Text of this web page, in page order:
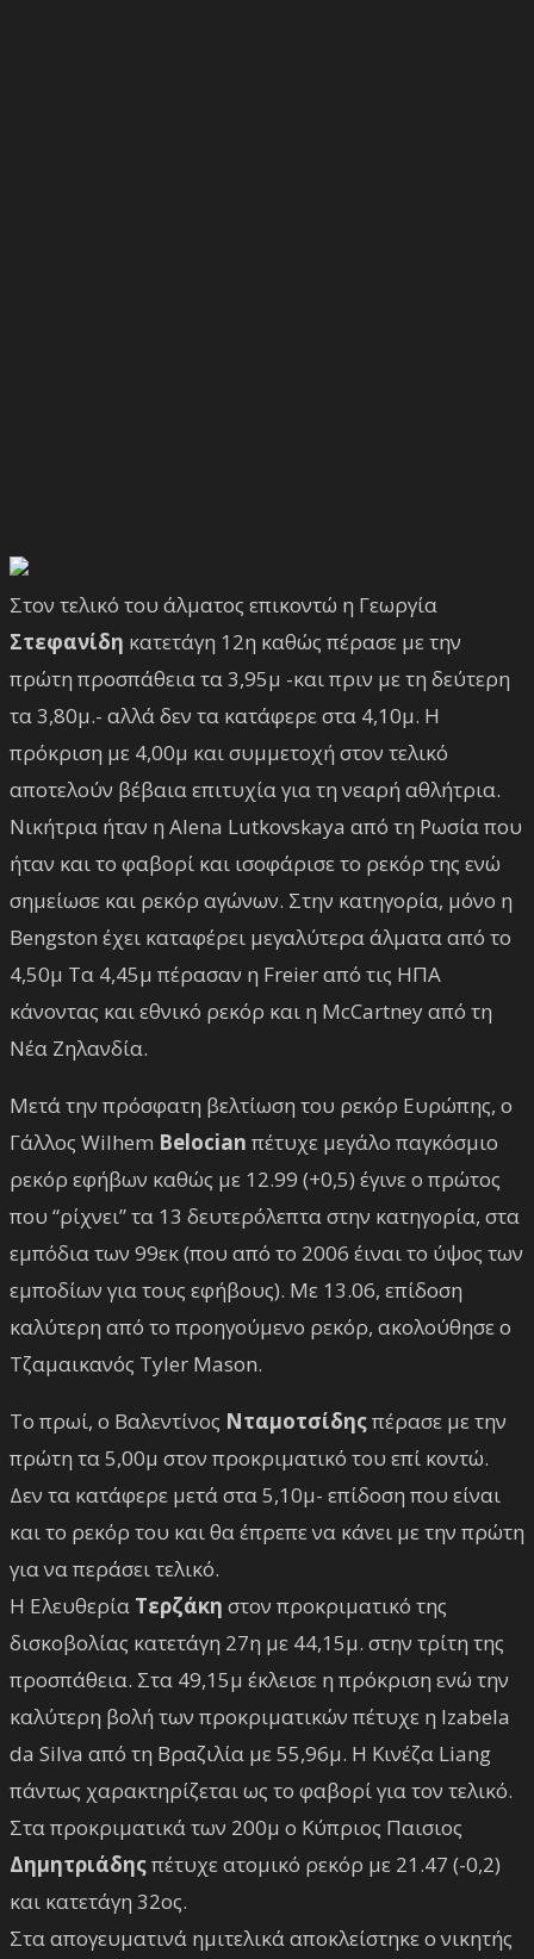
Στον τελικό του άλματος επικοντώ η Γεωργία
Στεφανίδη κατετάγη 12η καθώς πέρασε με την
πρώτη προσπάθεια τα 3,95μ -και πριν με τη δεύτερη
τα 3,80μ.- αλλά δεν τα κατάφερε στα 4,10μ. Η
πρόκριση με 4,00μ και συμμετοχή στον τελικό
αποτελούν βέβαια επιτυχία για τη νεαρή αθλήτρια.
Νικήτρια ήταν η Alena Lutkovskaya από τη Ρωσία που
ήταν και το φαβορί και ισοφάρισε το ρεκόρ της ενώ
σημείωσε και ρεκόρ αγώνων. Στην κατηγορία, μόνο η
Bengston έχει καταφέρει μεγαλύτερα άλματα από το
4,50μ Τα 4,45μ πέρασαν η Freier από τις ΗΠΑ
κάνοντας και εθνικό ρεκόρ και η McCartney από τη
Νέα Ζηλανδία.
Μετά την πρόσφατη βελτίωση του ρεκόρ Ευρώπης, ο
Γάλλος Wilhem Belocian πέτυχε μεγάλο παγκόσμιο
ρεκόρ εφήβων καθώς με 12.99 (+0,5) έγινε ο πρώτος
που “ρίχνει” τα 13 δευτερόλεπτα στην κατηγορία, στα
εμπόδια των 99εκ (που από το 2006 έιναι το ύψος των
εμποδίων για τους εφήβους). Με 13.06, επίδοση
καλύτερη από το προηγούμενο ρεκόρ, ακολούθησε ο
Τζαμαικανός Tyler Mason.
Το πρωί, ο Βαλεντίνος Νταμοτσίδηςπέρασε με την
πρώτη τα 5,00μ στον προκριματικό του επί κοντώ.
Δεν τα κατάφερε μετά στα 5,10μ- επίδοση που είναι
και το ρεκόρ του και θα έπρεπε να κάνει με την πρώτη
για να περάσει τελικό.
Η Ελευθερία Τερζάκη στον προκριματικό της
δισκοβολίας κατετάγη 27η με 44,15μ. στην τρίτη της
προσπάθεια. Στα 49,15μ έκλεισε η πρόκριση ενώ την
καλύτερη βολή των προκριματικών πέτυχε η Izabela
da Silva από τη Βραζιλία με 55,96μ. Η Κινέζα Liang
πάντως χαρακτηρίζεται ως το φαβορί για τον τελικό.
Στα προκριματικά των 200μ ο Κύπριος Παισιος
Δημητριάδηςπέτυχε ατομικό ρεκόρ με 21.47 (-0,2)
και κατετάγη 32ος.
Στα απογευματινά ημιτελικά αποκλείστηκε ο νικητής